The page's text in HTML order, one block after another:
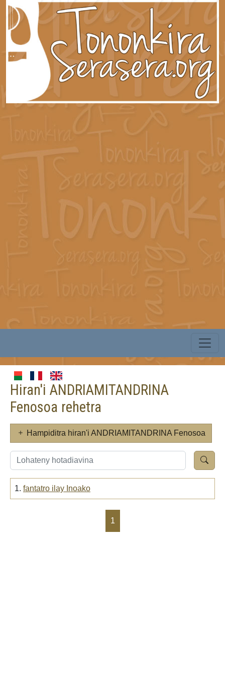
Hiran'i ANDRIAMITANDRINA
Fenosoa rehetra
Hampiditra hiran'i ANDRIAMITANDRINA Fenosoa
1. fantatro ilay Inoako
1